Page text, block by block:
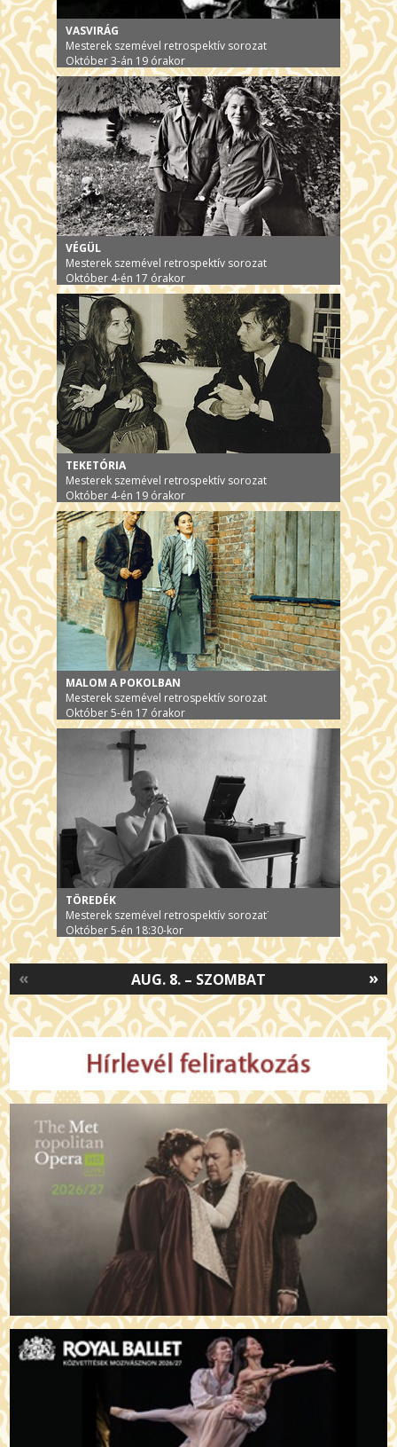
VASVIRÁG
Mesterek szemével retrospektív sorozat
Október 3-án 19 órakor
VÉGÜL
Mesterek szemével retrospektív sorozat
Október 4-én 17 órakor
TEKETÓRIA
Mesterek szemével retrospektív sorozat
Október 4-én 19 órakor
MALOM A POKOLBAN
Mesterek szemével retrospektív sorozat
Október 5-én 17 órakor
TÖREDÉK
Mesterek szemével retrospektív sorozat˙
Október 5-én 18:30-kor
»
AUG. 8. – SZOMBAT
«